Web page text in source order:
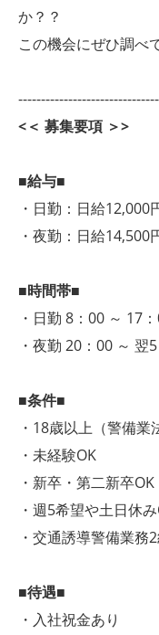
か？？
この機会にぜひ調べ
<＜ 募集要項 ＞>
■給与■
・日勤：日給12,000
・夜勤：日給14,500
■時間帯■
・日勤 8：00 ～ 17
・夜勤 20：00 ～ 翌
■条件■
・18歳以上（警備業
・未経験OK
・新卒・第二新卒OK
・週5希望や土日休
・交通誘導警備業務
■待遇■
・入社祝金あり